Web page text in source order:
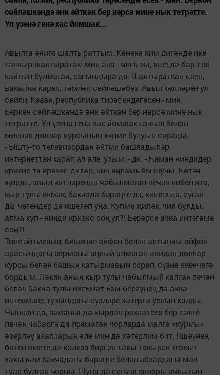
сөйләшкәндә әни әйткән бер нәрсә мине нык тетрәтте.
Ул үзенә генә хас йомшак...
Авылга әнигә шалтыраттым. Көненә ким дигәндә ике
тапкыр шалтыратам мин аңа - ялгызы, яше дә бар, гел
кайтып булмагач, сагындыра да. Шалтыраткан саен,
вакытка карап, тәмләп сөйләшәбез. Авыл хәлләрен ул
сөйли, Казан, республика тирәсендәгесен - мин.
Беркөн сөйләшкәндә әни әйткән бер нәрсә мине нык
тетрәтте. Ул үзенә генә хас йомшак тавыш белән
миннән доллар курсының күпме булуын сорады.
- Ышту-то телевизордан әйтми башладылар,
интернеттан карап ал әле, улым, - ди. - Һаман ниндидер
кризис та кризис диләр, һич аңламыйм шуны. Бөтен
җирдә, авыл читләрендә чабылмаган печән кибеп ята,
кыр тулы икмәк, бакчада бәрәңге дә, кишер дә, суган
да, чөгендер дә ишелеп уңа. Күпме җиләк, чия булды,
алма күп - нинди кризис соң ул?! Берәрсе ачка интегәме
соң?!
Тиле әйтмешли, бишенче айфон белән алтынчы айфон
арасындагы аерманы аңлый алмаган әнидән доллар
курсы белән башын катырмавын сорап, сүзне икенчегә
бордым. Ләкин аның кыр тулы чабылмый калган печән
белән бакча тулы нигъмәт һәм берәүнең дә ачка
интекмәве турындагы сүзләре хәтергә уелып калды.
Чыннан да, заманында кырдан рөхсәтсез бер сәлге
печән чабарга да ярамаган чорларда малга «курмы»
әзерләү азапларын әле мин дә хәтерлим бит. Яшәүнең
бөтен өмете дә колхоз биргән такы-токырак хезмәт
хакы һәм бакчадагы бәрәңге белән абзардагы мал-
туар булган чорны. Шуңа да сугыш еллары ачлыгын